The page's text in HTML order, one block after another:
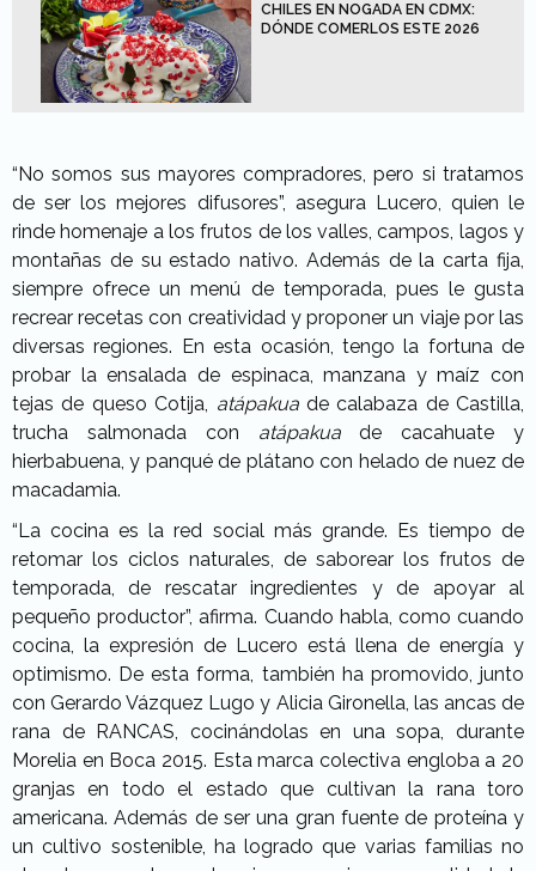
CHILES EN NOGADA EN CDMX:
DÓNDE COMERLOS ESTE 2026
“No somos sus mayores compradores, pero si tratamos
de ser los mejores difusores”, asegura Lucero, quien le
rinde homenaje a los frutos de los valles, campos, lagos y
montañas de su estado nativo. Además de la carta fija,
siempre ofrece un menú de temporada, pues le gusta
recrear recetas con creatividad y proponer un viaje por las
diversas regiones. En esta ocasión, tengo la fortuna de
probar la ensalada de espinaca, manzana y maíz con
tejas de queso Cotija, atápakuade calabaza de Castilla,
trucha salmonada con atápakuade cacahuate y
hierbabuena, y panqué de plátano con helado de nuez de
macadamia.
“La cocina es la red social más grande. Es tiempo de
retomar los ciclos naturales, de saborear los frutos de
temporada, de rescatar ingredientes y de apoyar al
pequeño productor”, afirma. Cuando habla, como cuando
cocina, la expresión de Lucero está llena de energía y
optimismo. De esta forma, también ha promovido, junto
con Gerardo Vázquez Lugo y Alicia Gironella, las ancas de
rana de RANCAS, cocinándolas en una sopa, durante
Morelia en Boca 2015. Esta marca colectiva engloba a 20
granjas en todo el estado que cultivan la rana toro
americana. Además de ser una gran fuente de proteína y
un cultivo sostenible, ha logrado que varias familias no